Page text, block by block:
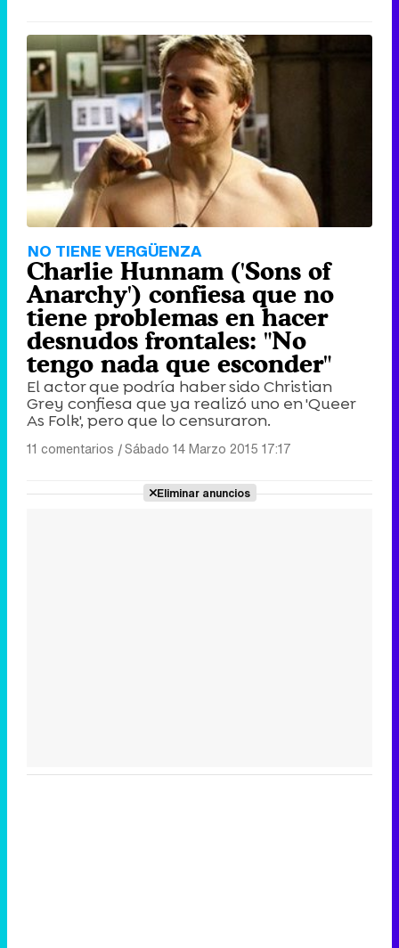
NO TIENE VERGÜENZA
Charlie Hunnam ('Sons of
Anarchy') confiesa que no
tiene problemas en hacer
desnudos frontales: "No
tengo nada que esconder"
El actor que podría haber sido Christian
Grey confiesa que ya realizó uno en 'Queer
As Folk', pero que lo censuraron.
11 comentarios |Sábado 14 Marzo 2015 17:17
Eliminar anuncios